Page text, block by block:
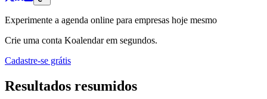
Experimente a agenda online para empresas hoje mesmo
Crie uma conta Koalendar em segundos.
Cadastre-se grátis
Resultados resumidos